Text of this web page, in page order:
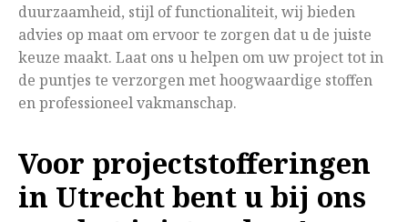
duurzaamheid, stijl of functionaliteit, wij bieden
advies op maat om ervoor te zorgen dat u de juiste
keuze maakt. Laat ons u helpen om uw project tot in
de puntjes te verzorgen met hoogwaardige stoffen
en professioneel vakmanschap.
Voor projectstofferingen
in Utrecht bent u bij ons